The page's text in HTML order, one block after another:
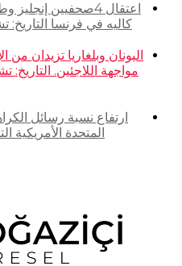
اعتقال 4صحفيين
كاليه في فرنسا التاريخ: تشرين الثاني
اليونان وبلغاريا تزيدان
ارتفاع نسبة رسائل